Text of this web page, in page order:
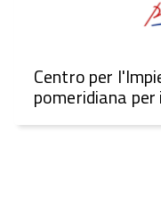
Centro per
pomeridiana